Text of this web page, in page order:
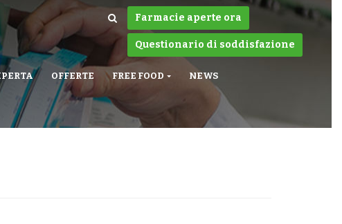
Farmacie aperte ora
Questionario di soddisfazione
OFFERTE FREE FOOD NEWS